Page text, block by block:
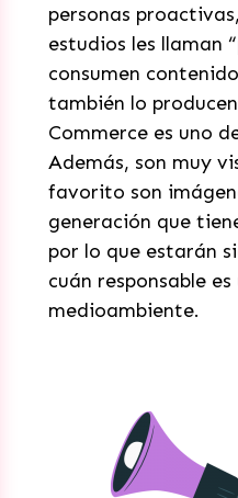
personas
estudios les llaman
consumen
también lo
Commerce es uno
Además, son muy
favorito son
generación que
por lo que estarán
cuán responsable
medioambiente.